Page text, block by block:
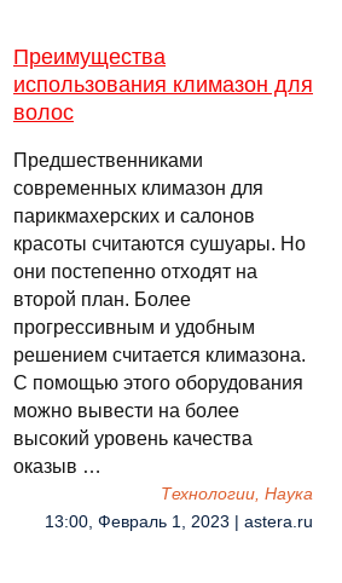
Преимущества
использования климазон для
волос
Предшественниками
современных климазон для
парикмахерских и салонов
красоты считаются сушуары. Но
они постепенно отходят на
второй план. Более
прогрессивным и удобным
решением считается климазона.
С помощью этого оборудования
можно вывести на более
высокий уровень качества
оказыв …
Технологии, Наука
13:00, Февраль 1, 2023 | astera.ru